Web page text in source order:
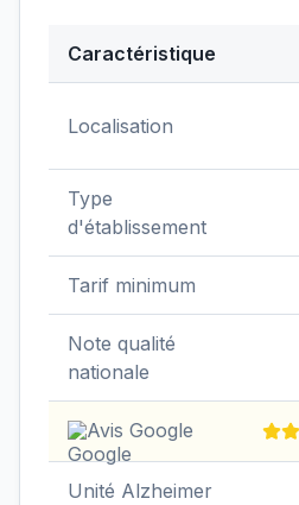
Caractéristique
Localisation
Type
d'établissement
Tarif minimum
Note qualité
nationale
Avis Google
Unité Alzheimer